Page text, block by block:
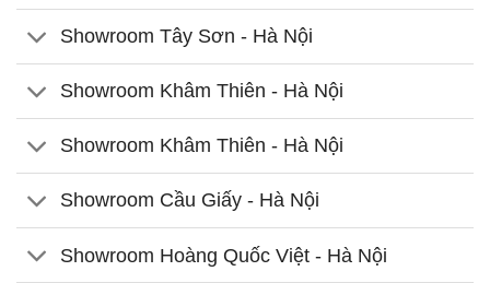
Showroom Tây Sơn - Hà Nội
Showroom Khâm Thiên - Hà Nội
Showroom Khâm Thiên - Hà Nội
Showroom Cầu Giấy - Hà Nội
Showroom Hoàng Quốc Việt - Hà Nội